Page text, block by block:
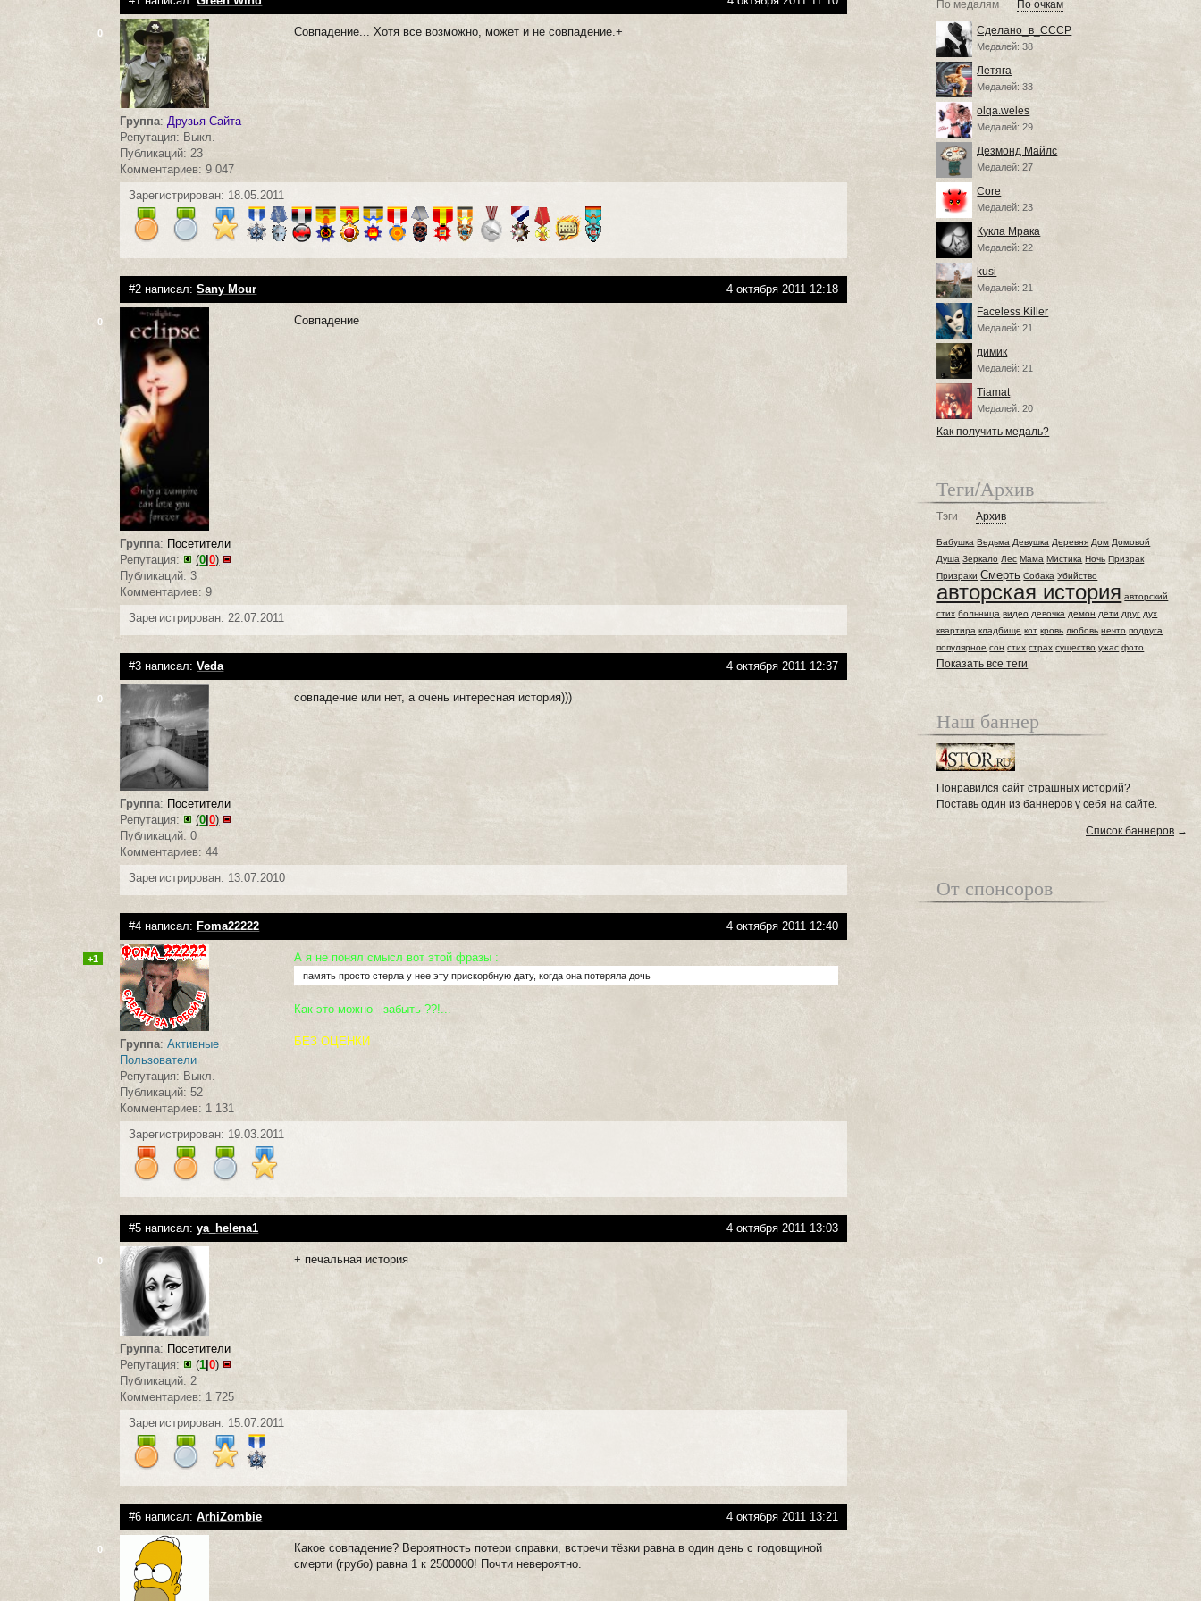
0
Группа:Друзья Сайта
Репутация: Выкл.
Публикаций: 23
Комментариев: 9 047
Совпадение... Хотя все возможно, может и не совпадение.+
Зарегистрирован: 18.05.2011
#2 написал:Sany Mour 4 октября 2011 12:18
0
Группа: Посетители
Репутация:
(0 |0)
Публикаций: 3
Комментариев: 9
Совпадение
Зарегистрирован: 22.07.2011
#3 написал:Veda 4 октября 2011 12:37
0
Группа: Посетители
Репутация:
(0 |0)
Публикаций: 0
Комментариев: 44
совпадение или нет, а очень интересная история)))
Зарегистрирован: 13.07.2010
#4 написал: Foma22222 4 октября 2011 12:40
+1
Группа:Активные
Пользователи
Репутация: Выкл.
Публикаций: 52
Комментариев: 1 131
А я не понял смысл вот этой фразы :
память просто стерла у нее эту прискорбную дату, когда она потеряла дочь
Как это можно - забыть ??!...
БЕЗ ОЦЕНКИ
Зарегистрирован: 19.03.2011
#5 написал:ya_helena1 4 октября 2011 13:03
0
Группа: Посетители
Репутация:
(1 |0)
Публикаций: 2
Комментариев: 1 725
+ печальная история
Зарегистрирован: 15.07.2011
#6 написал:ArhiZombie 4 октября 2011 13:21
0
Какое совпадение? Вероятность потери справки, встречи тёзки равна в один день с годовщиной
смерти (грубо) равна 1 к 2500000! Почти невероятно.
По медалям По очкам
Сделано_в_СССР
Медалей: 38
Летяга
Медалей: 33
olqa.weles
Медалей: 29
Дезмонд Майлс
Медалей: 27
Core
Медалей: 23
Кукла Мрака
Медалей: 22
kusi
Медалей: 21
Faceless Killer
Медалей: 21
димик
Медалей: 21
Tiamat
Медалей: 20
Как получить медаль?
Теги/Архив
Тэги Архив
Бабушка Ведьма Девушка Деревня Дом Домовой
Душа Зеркало Лес Мама Мистика Ночь Призрак
Призраки Смерть Собака Убийство
авторская история авторский
стих больница видео девочка демон дети друг дух
квартира кладбище кот кровь любовь нечто подруга
популярное сон стих страх существо ужас фото
Показать все теги
Наш баннер
Понравился сайт страшных историй?
Поставь один из баннеров у себя на сайте.
Список баннеров →
От спонсоров